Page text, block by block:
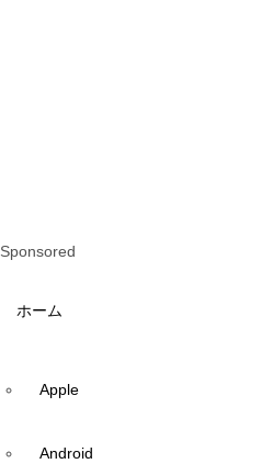
Sponsored
ホーム
Apple
Android